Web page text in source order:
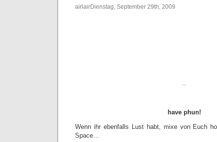
airlairDienstag, September 29th, 2009
..
have phun!
Wenn ihr ebenfalls Lust habt, mixe von Euch
Space…